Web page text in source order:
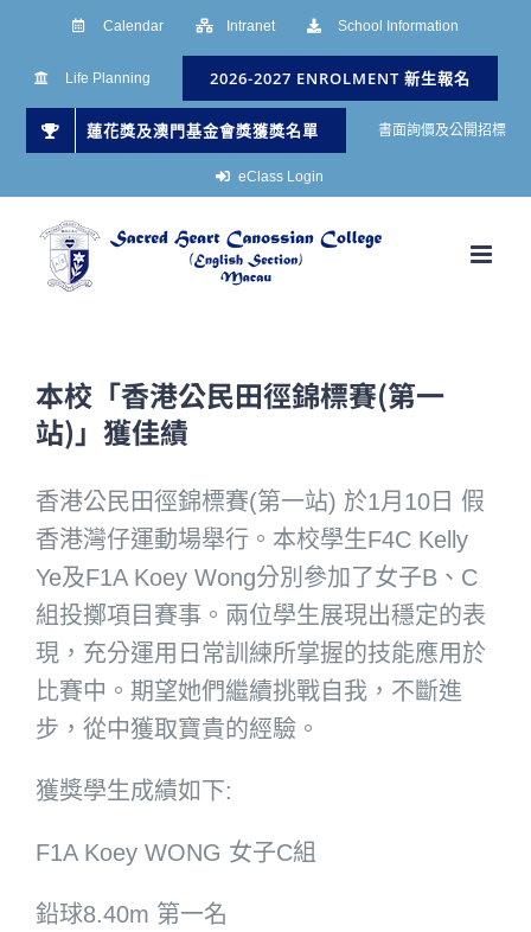
Calendar Intranet School Information
Life Planning 2026-2027 ENROLMENT 新生報名
蓮花獎及澳門基金會獎獲獎名單 書面詢價及公開招標
eClass Login
本校「香港公民田徑錦標賽(第一
站)」獲佳績
香港公民田徑錦標賽(第一站) 於1月10日 假
香港灣仔運動場舉行。本校學生F4C Kelly
Ye及F1A Koey Wong分別參加了女子B、C
組投擲項目賽事。兩位學生展現出穩定的表
現，充分運用日常訓練所掌握的技能應用於
比賽中。期望她們繼續挑戰自我，不斷進
步，從中獲取寶貴的經驗。
獲獎學生成績如下:
F1A Koey WONG 女子C組
鉛球8.40m 第一名